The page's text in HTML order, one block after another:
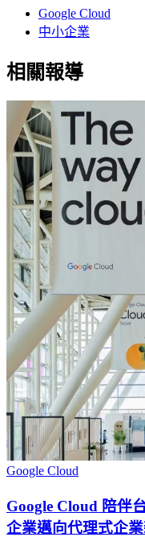
Google Cloud
中小企業
相關報導
Google Cloud
Google Cloud 陪伴
企業邁向代理式企